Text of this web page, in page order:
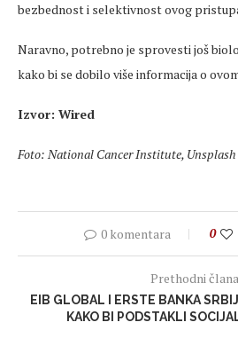
bezbednost i selektivnost ovog
Naravno, potrebno je sprovesti još
kako bi se dobilo više informacija o
Izvor: Wired
Foto: National Cancer Institute, Unsplash
0 komentara 0
Prethodni
EIB GLOBAL I ERSTE BANKA
KAKO BI PODSTAKLI